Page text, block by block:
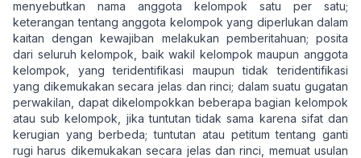
menyebutkan nama anggota kelompok satu per satu;
keterangan tentang anggota kelompok yang diperlukan dalam
kaitan dengan kewajiban melakukan pemberitahuan; posita
dari seluruh kelompok, baik wakil kelompok maupun anggota
kelompok, yang teridentifikasi maupun tidak teridentifikasi
yang dikemukakan secara jelas dan rinci; dalam suatu gugatan
perwakilan, dapat dikelompokkan beberapa bagian kelompok
atau sub kelompok, jika tuntutan tidak sama karena sifat dan
kerugian yang berbeda; tuntutan atau petitum tentang ganti
rugi harus dikemukakan secara jelas dan rinci, memuat usulan